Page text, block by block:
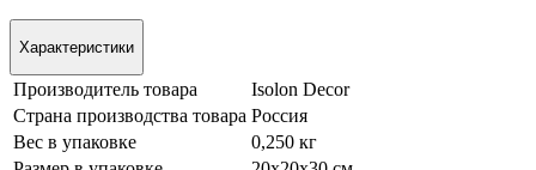
Характеристики
Производитель товара
Isolon Decor
Страна производства товара Россия
Вес в упаковке
0,250 кг